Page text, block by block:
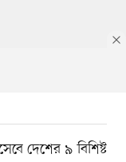
দেশের ৯ বিশিষ্ট